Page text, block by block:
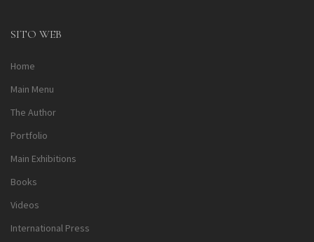
SITO WEB
Home
Main Menu
The Author
Portfolio
Main Exhibitions
Books
Videos
International Press